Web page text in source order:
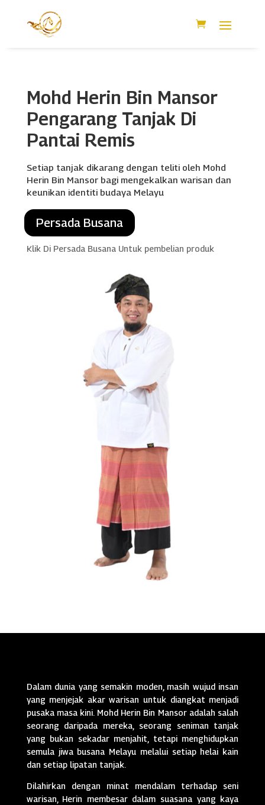
Mohd Herin Bin Mansor
Pengarang Tanjak Di
Pantai Remis
Setiap tanjak dikarang dengan teliti oleh Mohd
Herin Bin Mansor bagi mengekalkan warisan dan
keunikan identiti budaya Melayu
Persada Busana
Klik Di Persada Busana Untuk pembelian produk
Dalam dunia yang semakin moden, masih wujud insan
yang menjejak akar warisan untuk diangkat menjadi
pusaka masa kini. Mohd Herin Bin Mansor adalah salah
seorang daripada mereka, seorang seniman tanjak
yang bukan sekadar menjahit, tetapi menghidupkan
semula jiwa busana Melayu melalui setiap helai kain
dan setiap lipatan tanjak.
Dilahirkan dengan minat mendalam terhadap seni
warisan, Herin membesar dalam suasana yang kaya